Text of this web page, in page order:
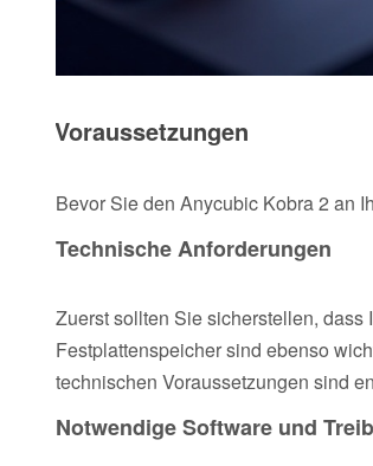
Voraussetzungen
Bevor Sie den Anycubic Kobra 2 an
Technische Anforderungen
Zuerst sollten Sie sicherstellen,
Festplattenspeicher sind ebenso
technischen Voraussetzungen sind
Notwendige Software und